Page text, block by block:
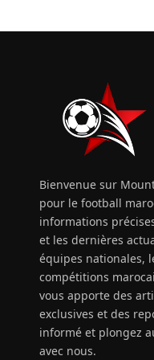
Bienvenue sur
pour le football
informations
et les dernières
équipes nationales,
compétitions
vous apporte des
exclusives et des
informé et plongez
avec nous.